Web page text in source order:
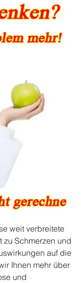
weit verbreitete
zu Schmerzen und
auf die
Ihnen mehr über
und